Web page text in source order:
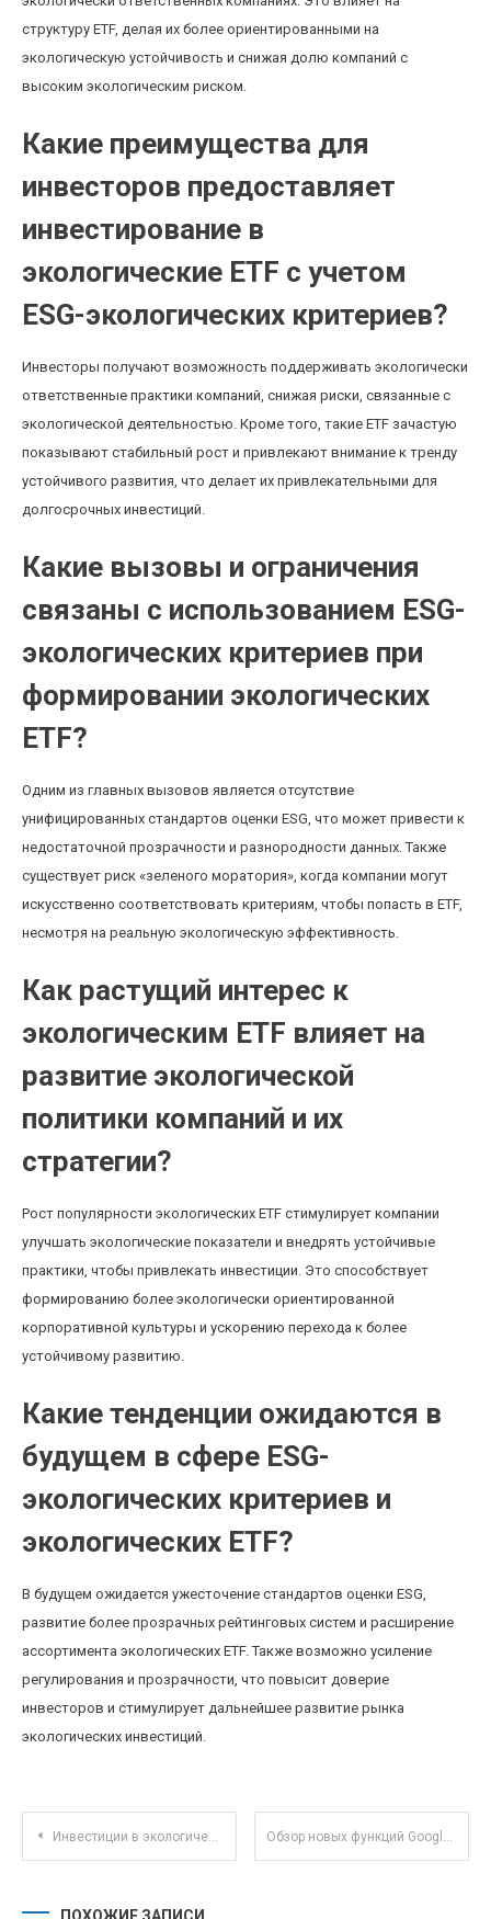
структуру ETF, делая их более ориентированными на
экологическую устойчивость и снижая долю компаний с
высоким экологическим риском.
Какие преимущества для
инвесторов предоставляет
инвестирование в
экологические ETF с учетом
ESG-экологических критериев?
Инвесторы получают возможность поддерживать экологически
ответственные практики компаний, снижая риски, связанные с
экологической деятельностью. Кроме того, такие ETF зачастую
показывают стабильный рост и привлекают внимание к тренду
устойчивого развития, что делает их привлекательными для
долгосрочных инвестиций.
Какие вызовы и ограничения
связаны с использованием ESG-
экологических критериев при
формировании экологических
ETF?
Одним из главных вызовов является отсутствие
унифицированных стандартов оценки ESG, что может привести к
недостаточной прозрачности и разнородности данных. Также
существует риск «зеленого моратория», когда компании могут
искусственно соответствовать критериям, чтобы попасть в ETF,
несмотря на реальную экологическую эффективность.
Как растущий интерес к
экологическим ETF влияет на
развитие экологической
политики компаний и их
стратегии?
Рост популярности экологических ETF стимулирует компании
улучшать экологические показатели и внедрять устойчивые
практики, чтобы привлекать инвестиции. Это способствует
формированию более экологически ориентированной
корпоративной культуры и ускорению перехода к более
устойчивому развитию.
Какие тенденции ожидаются в
будущем в сфере ESG-
экологических критериев и
экологических ETF?
В будущем ожидается ужесточение стандартов оценки ESG,
развитие более прозрачных рейтинговых систем и расширение
ассортимента экологических ETF. Также возможно усиление
регулирования и прозрачности, что повысит доверие
инвесторов и стимулирует дальнейшее развитие рынка
экологических инвестиций.
Навигация по записям
Инвестиции в экологические проекты: как начать и что важно учитывать новичкам Обзор новых функций Google Colab для совместной работы и автоматизации анализа данных